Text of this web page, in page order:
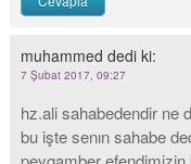
muhammed dedi ki:
7 Şubat 2017, 09:27
hz.ali sahabedendir ne
bu işte senın sahabe